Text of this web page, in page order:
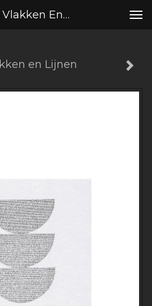
Gilles De Rooij - L14 Vlakken En Lijnen
en Lijnen